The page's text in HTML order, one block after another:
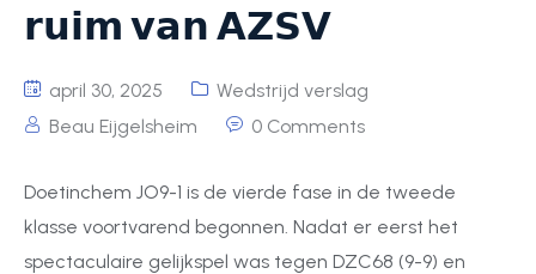
𝗿𝘂𝗶𝗺 𝘃𝗮𝗻 𝗔𝗭𝗦𝗩
april 30, 2025
Wedstrijd verslag
Beau Eijgelsheim
0 Comments
Doetinchem JO9-1 is de vierde fase in de tweede
klasse voortvarend begonnen. Nadat er eerst het
spectaculaire gelijkspel was tegen DZC68 (9-9) en